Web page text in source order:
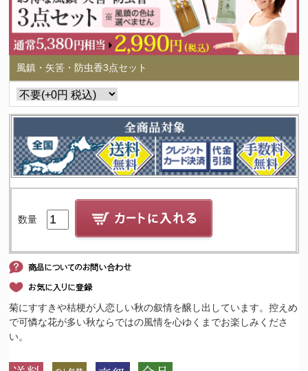
風鎮・矢筈・防虫香3点セット
数量
菊にすすきや桔梗が人恋しい秋の叙情を醸し出しています。控えめ
で可憐な花が多い秋ならではの風情を心ゆくまでお楽しみくださ
い。